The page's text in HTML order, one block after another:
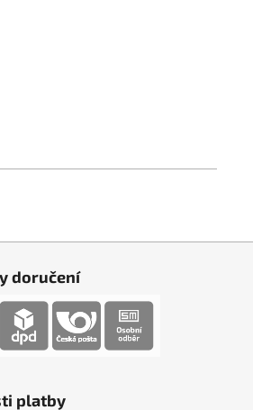
doručení
platby